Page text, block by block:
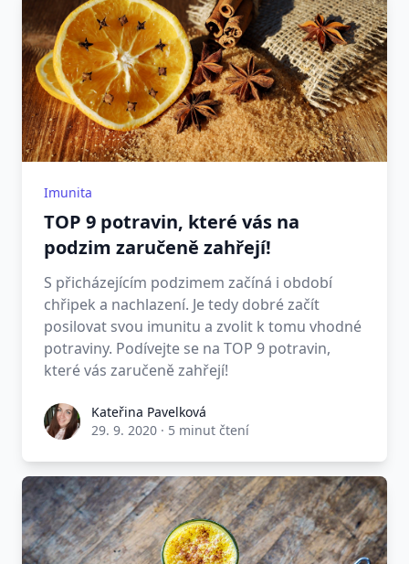
Imunita
TOP 9 potravin, které vás na
podzim zaručeně zahřejí!
S přicházejícím podzimem začíná i období
chřipek a nachlazení. Je tedy dobré začít
posilovat svou imunitu a zvolit k tomu vhodné
potraviny. Podívejte se na TOP 9 potravin,
které vás zaručeně zahřejí!
Kateřina Pavelková
29. 9. 2020 · 5 minut čtení